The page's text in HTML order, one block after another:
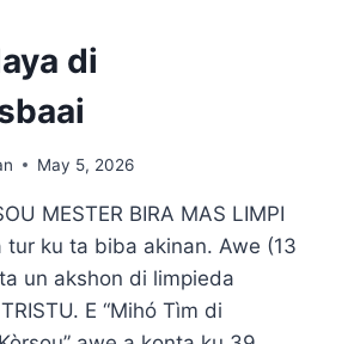
di
May 5, 2026
MESTER BIRA MAS LIMPI
tur ku ta biba akinan. Awe (13
un akshon di limpieda
E “Mihó Tìm di